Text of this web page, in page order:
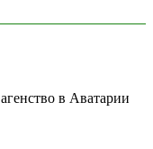
в Аватарии